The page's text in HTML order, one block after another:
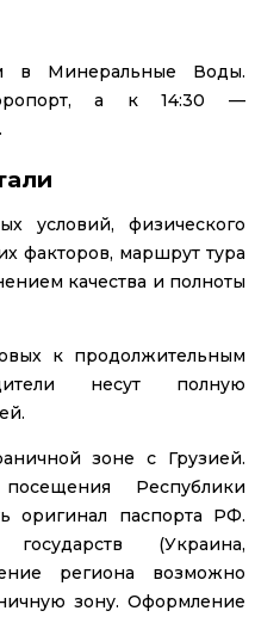
в Минеральные Воды.
а к 14:30 —
условий, физического
факторов, маршрут тура
качества и полноты
к продолжительным
несут полную
зоне с Грузией.
Республики
оригинал паспорта РФ.
(Украина,
региона возможно
зону. Оформление